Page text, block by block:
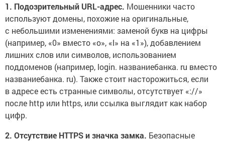
1. Подозрительный URL-адрес. Мошенники часто
используют домены, похожие на оригинальные,
с небольшими изменениями: заменой букв на цифры
(например, «0» вместо «o», «l» на «1»), добавлением
лишних слов или символов, использованием
поддоменов (например, login. названиебанка. ru вместо
названиебанка. ru). Также стоит насторожиться, если
в адресе есть странные символы, отсутствует «://»
после http или https, или ссылка выглядит как набор
цифр.
2. Отсутствие HTTPS и значка замка. Безопасные